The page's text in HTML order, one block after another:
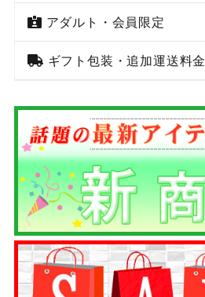
アダルト・会員限定
ギフト包装・追加運送料金